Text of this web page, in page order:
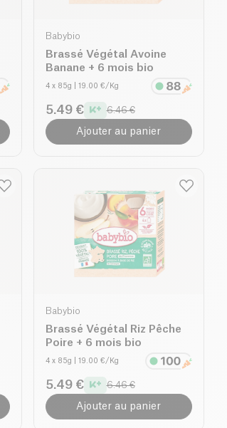
Babybio
Brassé Végétal Avoine
Banane + 6 mois bio
4 x 85g | 19.00 €/Kg
5.49 € 6.46 €
Ajouter au panier
Babybio
Brassé Végétal Riz Pêche
Poire + 6 mois bio
4 x 85g | 19.00 €/Kg
5.49 € 6.46 €
Ajouter au panier